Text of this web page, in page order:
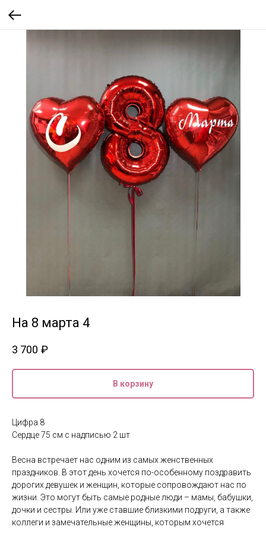
На 8 марта 4
3 700 ₽
В корзину
Цифра 8
Сердце 75 см с надписью 2 шт
Весна встречает нас одним из самых женственных
праздников. В этот день хочется по-особенному поздравить
дорогих девушек и женщин, которые сопровождают нас по
жизни. Это могут быть самые родные люди – мамы, бабушки,
дочки и сестры. Или уже ставшие близкими подруги, а также
коллеги и замечательные женщины, которым хочется